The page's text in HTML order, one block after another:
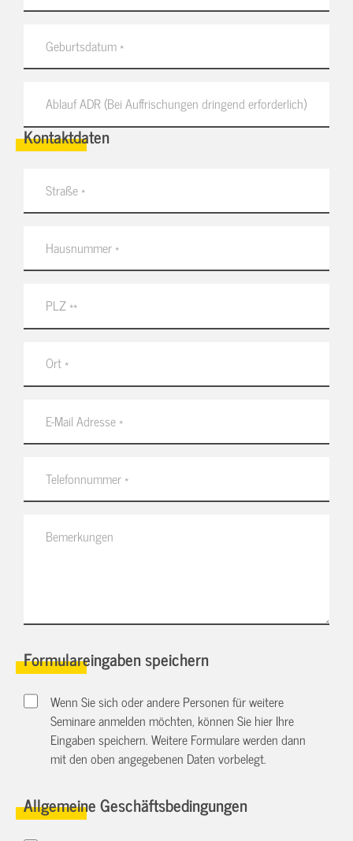
Kontaktdaten
Formulareingaben speichern
Wenn Sie sich oder andere Personen für weitere
Seminare anmelden möchten, können Sie hier Ihre
Eingaben speichern. Weitere Formulare werden dann
mit den oben angegebenen Daten vorbelegt.
Allgemeine Geschäftsbedingungen